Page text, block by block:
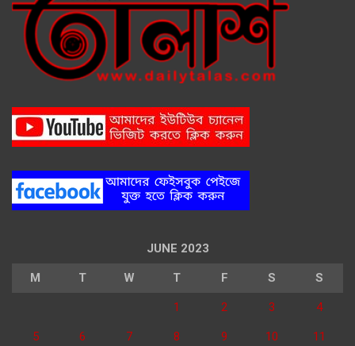
JUNE 2023
M T W T F S S
1 2 3 4
5 6 7 8 9 10 11